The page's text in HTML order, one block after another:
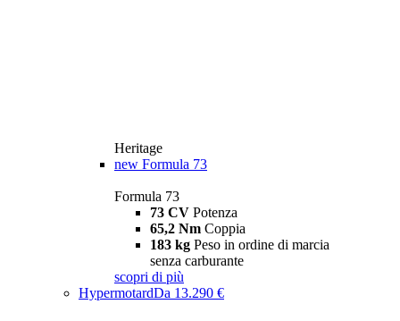
Heritage
new Formula 73
Formula 73
73 CV Potenza
65,2 Nm Coppia
183 kg Peso in ordine di marcia
senza carburante
scopri di più
HypermotardDa 13.290 €